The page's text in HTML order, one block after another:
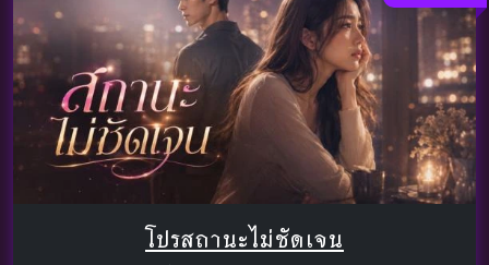
โปรสถานะไม่ชัดเจน